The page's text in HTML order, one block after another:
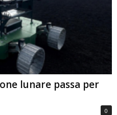
lunare passa per
0